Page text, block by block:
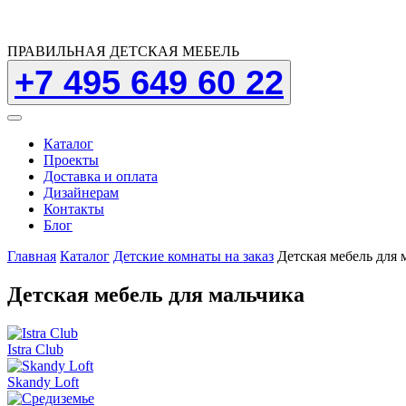
ПРАВИЛЬНАЯ ДЕТСКАЯ МЕБЕЛЬ
+7 495 649 60 22
Каталог
Проекты
Доставка и оплата
Дизайнерам
Контакты
Блог
Главная Каталог Детские комнаты на заказ Детская мебель для
Детская мебель для мальчика
Istra Club
Skandy Loft